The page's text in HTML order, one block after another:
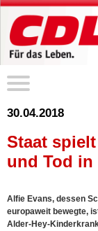
30.04.2018
Staat
und Tod in
Alfie Evans, dessen
europaweit bewegte,
Alder-Hey-